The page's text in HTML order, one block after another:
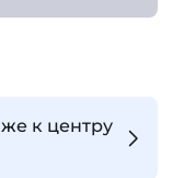
к центру